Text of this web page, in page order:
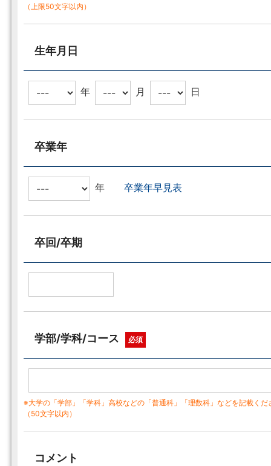
（上限50文字以内）
生年月日
年 月 日
卒業年
年卒業年早見表
卒回/卒期
学部/学科/コース 必須
※大学の「学部」「学科」高校などの「普通科」「理数科」などを記載くだ
（50文字以内）
コメント